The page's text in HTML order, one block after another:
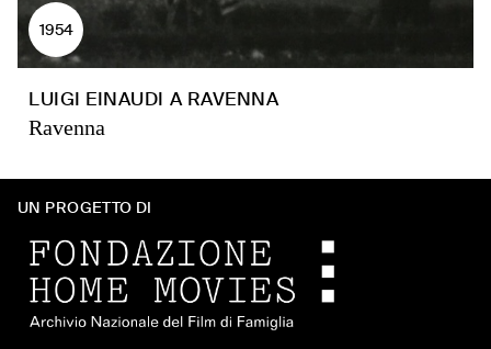
1954
LUIGI EINAUDI A RAVENNA
Ravenna
UN PROGETTO DI